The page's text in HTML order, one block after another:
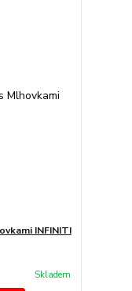
INFINITI
Skladem